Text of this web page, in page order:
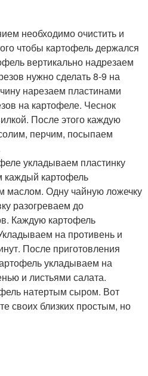
необходимо очистить и
чтобы картофель держался
вертикально надрезаем
нужно сделать 8-9 на
нарезаем пластинами
на картофеле. Чеснок
После этого каждую
перчим, посыпаем
укладываем пластинку
каждый картофель
маслом. Одну чайную ложечку
разогреваем до
Каждую картофель
на противень и
После приготовления
укладываем на
и листьями салата.
натертым сыром. Вот
своих близких простым, но